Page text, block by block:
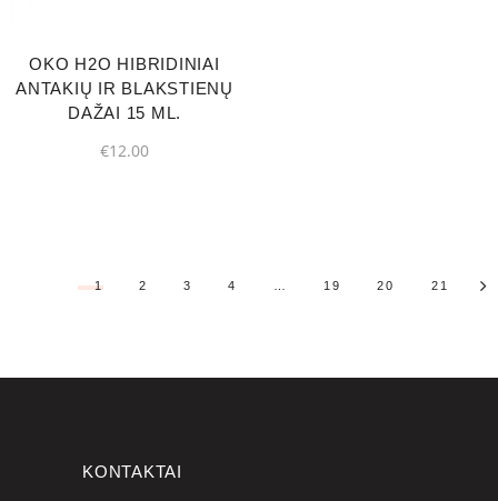
OKO H2O HIBRIDINIAI
ANTAKIŲ IR BLAKSTIENŲ
DAŽAI 15 ML.
€12.00
1 2 3 4 19 20 21
KONTAKTAI